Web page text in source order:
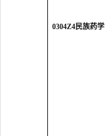
0304Z4民族药学